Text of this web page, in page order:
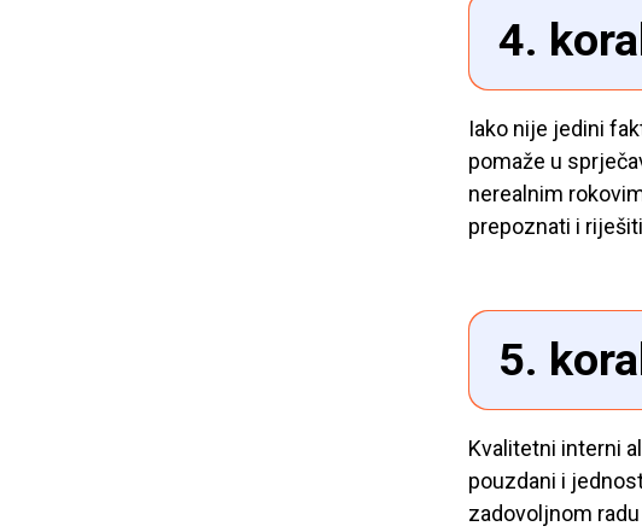
4.
Iako nije jedini
pomaže u
nerealnim
prepoznati i
5.
Kvalitetni interni
pouzdani i
zadovoljnom